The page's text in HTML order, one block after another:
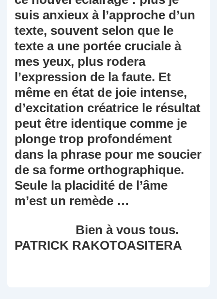
suis anxieux à l’approche d’un
texte, souvent selon que le
texte a une portée cruciale à
mes yeux, plus rodera
l’expression de la faute. Et
même en état de joie intense,
d’excitation créatrice le résultat
peut être identique comme je
plonge trop profondément
dans la phrase pour me soucier
de sa forme orthographique.
Seule la placidité de l’âme
m’est un remède …
Bien à vous tous.
PATRICK RAKOTOASITERA